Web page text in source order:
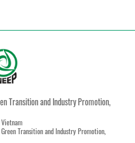
Transition and Industry Promotion,
Transition and Industry Promotion,